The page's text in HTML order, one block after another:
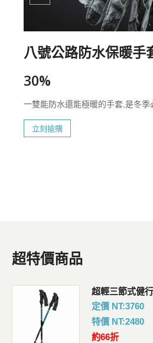
八號公路防水保暖手
30%
一雙能防水還能極暖的手套,是冬季
立刻搶購
超特價商品
超輕三節式健
定價 NT:3760
特價 NT:2480
約66折